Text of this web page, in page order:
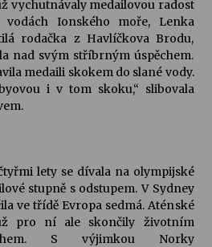
na integrační festival Quijotova
28. 7.–1. 8. 2026
ve Stromovce: Kolchoz a
ploty
vychutnávaly medailovou radost
Ionského moře, Lenka
rodačka z Havlíčkova Brodu,
nad svým stříbrným úspěchem.
medaili skokem do slané vody.
i v tom skoku,“ slibovala
lety se dívala na olympijské
stupně s odstupem. V Sydney
ve třídě Evropa sedmá. Aténské
pro ní ale skončily životním
S výjimkou Norky